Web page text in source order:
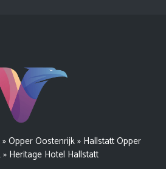
»Opper Oostenrijk» Hallstatt Opper
» Heritage Hotel Hallstatt